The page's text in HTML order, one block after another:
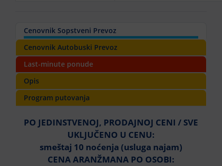
Opis
Cenovnik Sopstveni Prevoz
Cenovnik Autobuski Prevoz
Program putovanja
Last-minute ponude
PO JEDINSTVENOJ, PRODAJNOJ CENI / SVE
UKLJUČENO U CENU:
smeštaj 10 noćenja (usluga najam)
CENA ARANŽMANA PO OSOBI: